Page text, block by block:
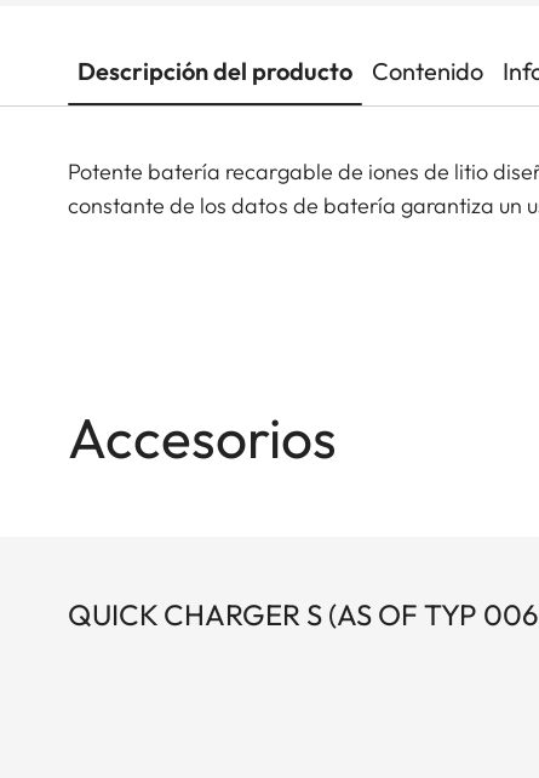
Descripción del producto Contenido
Potente batería recargable de iones de litio
constante de los datos de batería garantiza un
Accesorios
QUICK CHARGER S (AS OF TYP